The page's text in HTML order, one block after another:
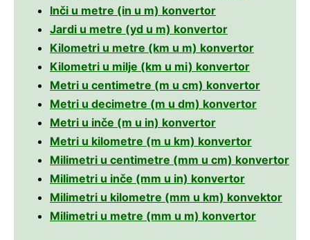
Inči u metre (in u m) konvertor
Jardi u metre (yd u m) konvertor
Kilometri u metre (km u m) konvertor
Kilometri u milje (km u mi) konvertor
Metri u centimetre (m u cm) konvertor
Metri u decimetre (m u dm) konvertor
Metri u inče (m u in) konvertor
Metri u kilometre (m u km) konvertor
Milimetri u centimetre (mm u cm) konvertor
Milimetri u inče (mm u in) konvertor
Milimetri u kilometre (mm u km) konvektor
Milimetri u metre (mm u m) konvertor